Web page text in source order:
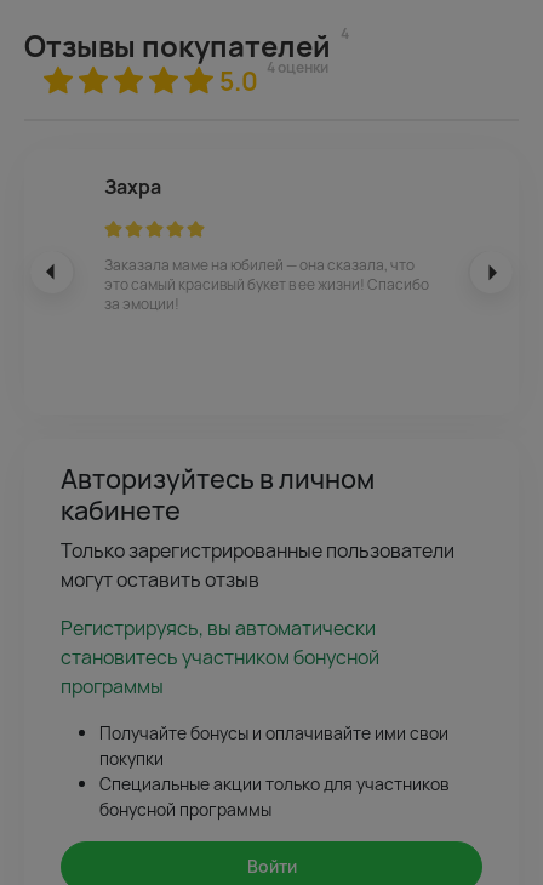
Отзывы покупателей 4
5.0 4 оценки
Захра
Заказала маме на юбилей — она сказала, что
это самый красивый букет в ее жизни! Спасибо
за эмоции!
Авторизуйтесь в личном
кабинете
Только зарегистрированные пользователи
могут оставить отзыв
Регистрируясь, вы автоматически
становитесь участником бонусной
программы
Получайте бонусы и оплачивайте ими свои
покупки
Специальные акции только для участников
бонусной программы
Войти